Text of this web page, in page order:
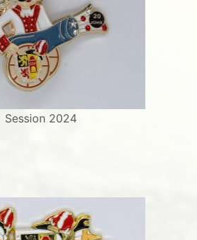
Session 2024